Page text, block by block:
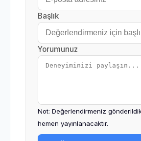
Başlık
Yorumunuz
Not: Değerlendirmeniz
hemen yayınlanacaktır.